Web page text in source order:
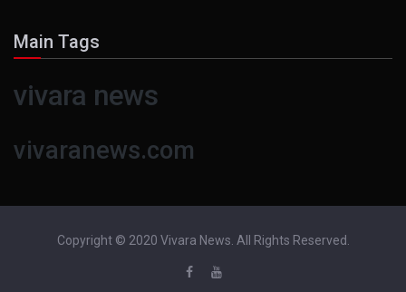
Main Tags
vivara news
vivaranews.com
Copyright © 2020 Vivara News. All Rights Reserved.